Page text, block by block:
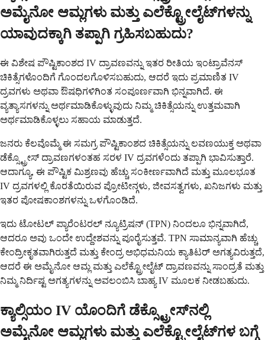
ಅಮೈನೋ ಆಮ್ಲಗಳು ಮತ್ತು ಎಲೆಕ್ಟ್ರೋಲೈಟ್‌ಗಳನ್ನು
ಯಾವುದಕ್ಕಾಗಿ ತಪ್ಪಾಗಿ ಗ್ರಹಿಸಬಹುದು?
ಈ ವಿಶೇಷ ಪೌಷ್ಟಿಕಾಂಶದ IV ದ್ರಾವಣವನ್ನು ಇತರ ರೀತಿಯ ಇಂಟ್ರಾವೆನಸ್
ಚಿಕಿತ್ಸೆಗಳೊಂದಿಗೆ ಗೊಂದಲಗೊಳಿಸಬಹುದು, ಆದರೆ ಇದು ಪ್ರಮಾಣಿತ IV
ದ್ರವಗಳು ಅಥವಾ ಔಷಧಿಗಳಿಗಿಂತ ಸಂಪೂರ್ಣವಾಗಿ ಭಿನ್ನವಾಗಿದೆ. ಈ
ವ್ಯತ್ಯಾಸಗಳನ್ನು ಅರ್ಥಮಾಡಿಕೊಳ್ಳುವುದು ನಿಮ್ಮ ಚಿಕಿತ್ಸೆಯನ್ನು ಉತ್ತಮವಾಗಿ
ಅರ್ಥಮಾಡಿಕೊಳ್ಳಲು ಸಹಾಯ ಮಾಡುತ್ತದೆ.
ಜನರು ಕೆಲವೊಮ್ಮೆ ಈ ಸಮಗ್ರ ಪೌಷ್ಟಿಕಾಂಶದ ಚಿಕಿತ್ಸೆಯನ್ನು ಲವಣಯುಕ್ತ ಅಥವಾ
ಡೆಕ್ಸ್ಟ್ರೋಸ್ ದ್ರಾವಣಗಳಂತಹ ಸರಳ IV ದ್ರವಗಳೆಂದು ತಪ್ಪಾಗಿ ಭಾವಿಸುತ್ತಾರೆ.
ಆದಾಗ್ಯೂ, ಈ ಪೌಷ್ಟಿಕ ಮಿಶ್ರಣವು ಹೆಚ್ಚು ಸಂಕೀರ್ಣವಾಗಿದೆ ಮತ್ತು ಮೂಲಭೂತ
IV ದ್ರವಗಳಲ್ಲಿ ಕೊರತೆಯಿರುವ ಪ್ರೋಟೀನ್ಗಳು, ಜೀವಸತ್ವಗಳು, ಖನಿಜಗಳು ಮತ್ತು
ಇತರ ಪೋಷಕಾಂಶಗಳನ್ನು ಒಳಗೊಂಡಿದೆ.
ಇದು ಟೋಟಲ್ ಪ್ಯಾರೆಂಟರಲ್ ನ್ಯೂಟ್ರಿಷನ್ (TPN) ನಿಂದಲೂ ಭಿನ್ನವಾಗಿದೆ,
ಆದರೂ ಅವು ಒಂದೇ ಉದ್ದೇಶವನ್ನು ಪೂರೈಸುತ್ತವೆ. TPN ಸಾಮಾನ್ಯವಾಗಿ ಹೆಚ್ಚು
ಕೇಂದ್ರೀಕೃತವಾಗಿರುತ್ತದೆ ಮತ್ತು ಕೇಂದ್ರ ಅಭಿಧಮನಿಯ ಕ್ಯಾತಿಟರ್ ಅಗತ್ಯವಿರುತ್ತದೆ,
ಆದರೆ ಈ ಅಮೈನೋ ಆಮ್ಲ ಮತ್ತು ಎಲೆಕ್ಟ್ರೋಲೈಟ್ ದ್ರಾವಣವನ್ನು ಸಾಂದ್ರತೆ ಮತ್ತು
ನಿಮ್ಮ ನಿರ್ದಿಷ್ಟ ಅಗತ್ಯಗಳನ್ನು ಅವಲಂಬಿಸಿ ಬಾಹ್ಯ IV ಮೂಲಕ ನೀಡಬಹುದು.
ಕ್ಯಾಲ್ಸಿಯಂ IV ಯೊಂದಿಗೆ ಡೆಕ್ಸ್ಟ್ರೋಸ್‌ನಲ್ಲಿ
ಅಮೈನೋ ಆಮ್ಲಗಳು ಮತ್ತು ಎಲೆಕ್ಟ್ರೋಲೈಟ್‌ಗಳ ಬಗ್ಗೆ